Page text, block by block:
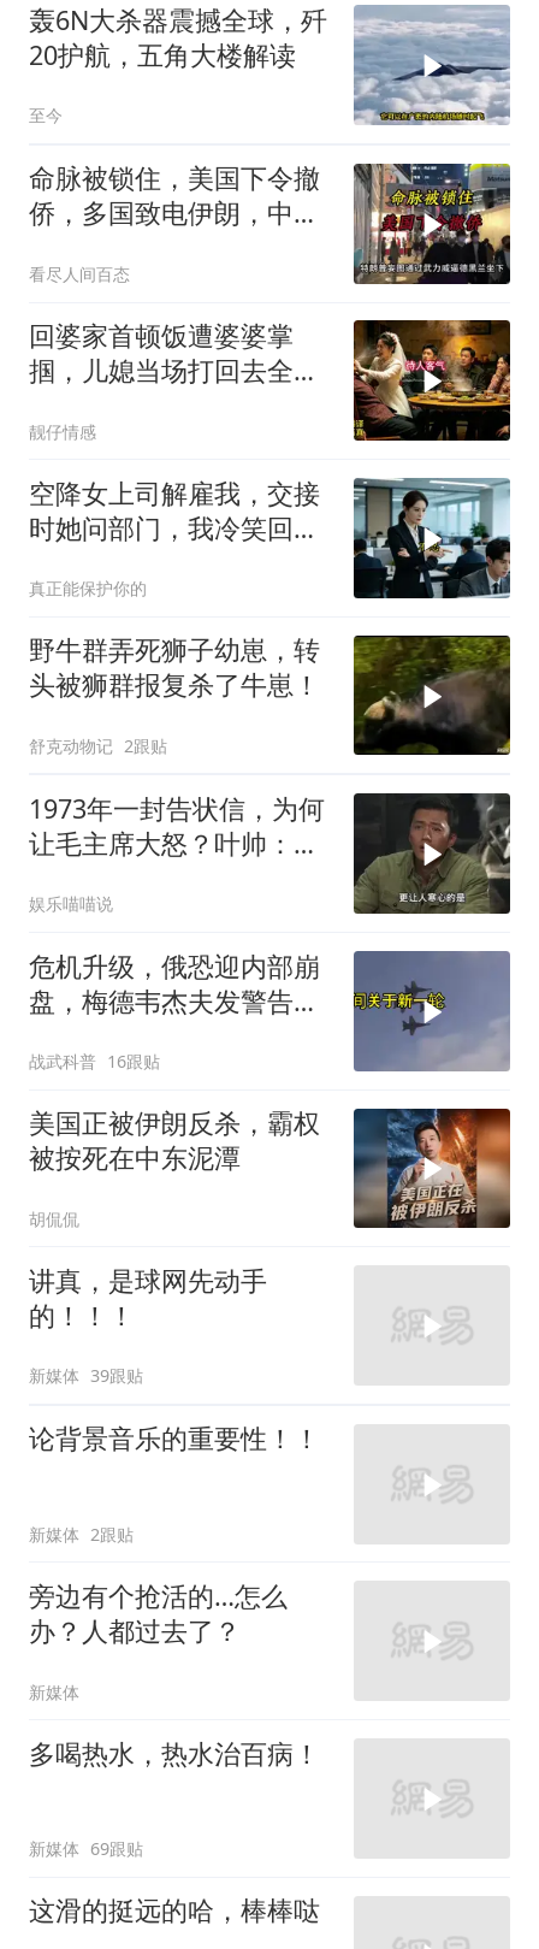
轰6N大杀器震撼全球，歼
20护航，五角大楼解读
至今
命脉被锁住，美国下令撤
侨，多国致电伊朗，中国
看尽人间百态
回婆家首顿饭遭婆婆掌
掴，儿媳当场打回去全家
靓仔情感
空降女上司解雇我，交接
时她问部门，我冷笑回
真正能保护你的
野牛群弄死狮子幼崽，转
头被狮群报复杀了牛崽！
舒克动物记 2跟贴
1973年一封告状信，为何
让毛主席大怒？叶帅：杀
娱乐喵喵说
危机升级，俄恐迎内部崩
盘，梅德韦杰夫发警告，
战武科普 16跟贴
美国正被伊朗反杀，霸权
被按死在中东泥潭
胡侃侃
讲真，是球网先动手
的！！！
新媒体 39跟贴
论背景音乐的重要性！！
新媒体 2跟贴
旁边有个抢活的…怎么
办？人都过去了？
新媒体
多喝热水，热水治百病！
新媒体 69跟贴
这滑的挺远的哈，棒棒哒